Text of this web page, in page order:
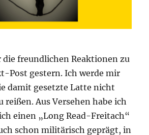
die freundlichen Reaktionen zu
Post gestern. Ich werde mir
damit gesetzte Latte nicht
reißen. Aus Versehen habe ich
einen „Long Read-Freitach“
schon militärisch geprägt, in